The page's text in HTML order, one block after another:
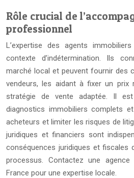
Rôle crucial de
professionnel
L’expertise des agents
contexte d’indétermination. Ils
marché local et peuvent fournir des
vendeurs, les aidant à fixer un prix
stratégie de vente adaptée. Il
diagnostics immobiliers complets
acheteurs et limiter les risques de
juridiques et financiers sont
conséquences juridiques et fiscales
processus. Contactez une agence
France pour une expertise locale.